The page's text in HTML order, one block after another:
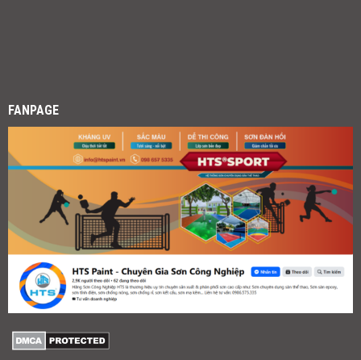
FANPAGE